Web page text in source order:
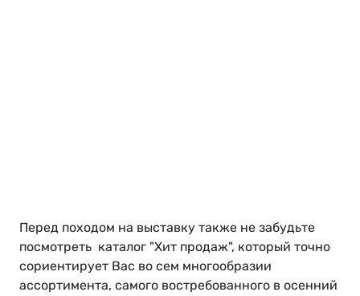
Перед походом на выставку также не забудьте
посмотреть каталог "Хит продаж", который точно
сориентирует Вас во сем многообразии
ассортимента, самого востребованного в осенний